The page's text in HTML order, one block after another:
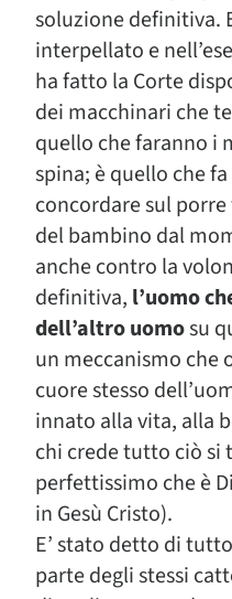
soluzione definitiva.
interpellato e
ha fatto la Corte
dei macchinari che
quello che faranno i
spina; è quello che
concordare sul
del bambino dal
anche contro la
definitiva, l’uomo
dell’altro uomosu
un meccanismo che
cuore stesso
innato alla vita, alla
chi crede tutto ciò si
perfettissimo che è
in Gesù Cristo).
E’ stato detto di
parte degli stessi